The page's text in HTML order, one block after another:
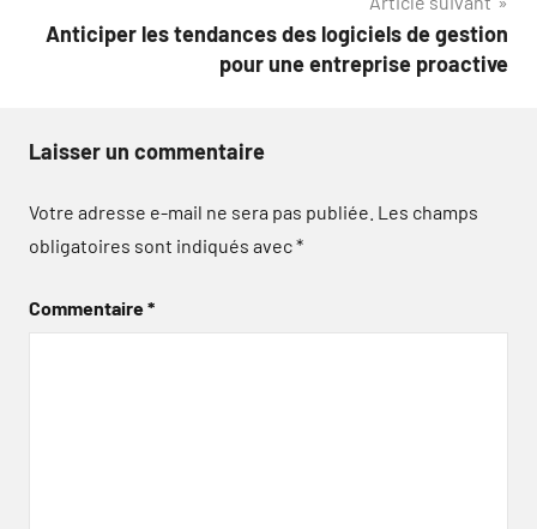
Anticiper les tendances des logiciels de gestion
pour une entreprise proactive
Laisser un commentaire
Votre adresse e-mail ne sera pas publiée. Les champs
obligatoires sont indiqués avec*
Commentaire*